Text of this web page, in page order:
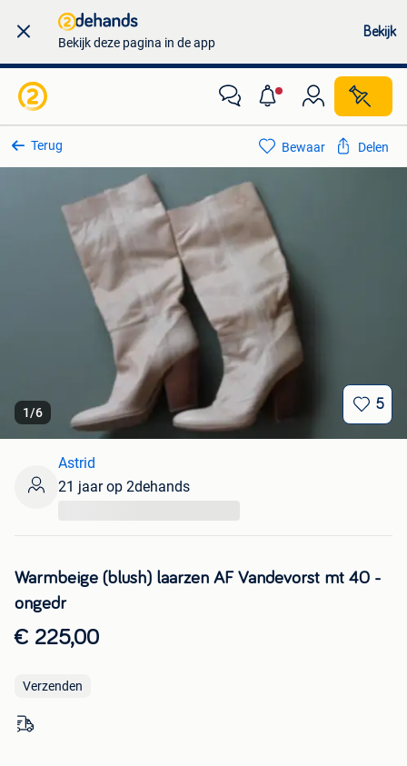
Bekijk deze pagina in de app
Bekijk
Terug
1/6
5
Bewaar Delen
Warmbeige (blush) laarzen AF Vandevorst mt 40 -
ongedr
€ 225,00
Verzenden
Astrid
21 jaar op 2dehands